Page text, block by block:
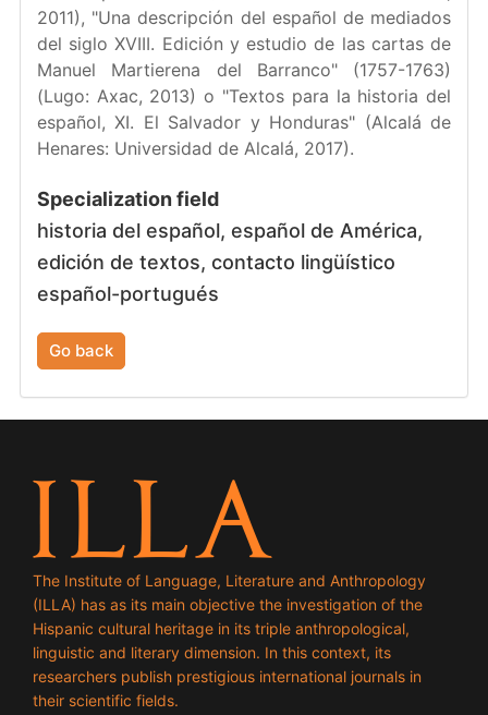
2011), "Una descripción del español de mediados
del siglo XVIII. Edición y estudio de las cartas de
Manuel Martierena del Barranco" (1757-1763)
(Lugo: Axac, 2013) o "Textos para la historia del
español, XI. El Salvador y Honduras" (Alcalá de
Henares: Universidad de Alcalá, 2017).
Specialization field
historia del español, español de América,
edición de textos, contacto lingüístico
español-portugués
Go back
The Institute of Language, Literature and Anthropology
(ILLA) has as its main objective the investigation of the
Hispanic cultural heritage in its triple anthropological,
linguistic and literary dimension. In this context, its
researchers publish prestigious international journals in
their scientific fields.